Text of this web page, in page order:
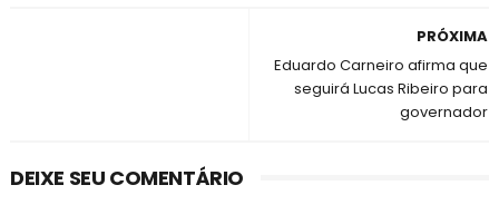
PRÓXIMA
Eduardo Carneiro afirma que
seguirá Lucas Ribeiro para
governador
DEIXE SEU COMENTÁRIO